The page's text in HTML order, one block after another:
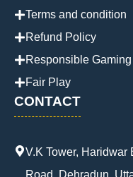
Terms and condition
Refund Policy
Responsible Gaming
Fair Play
CONTACT
V.K Tower, Haridwar
Road, Dehradun,